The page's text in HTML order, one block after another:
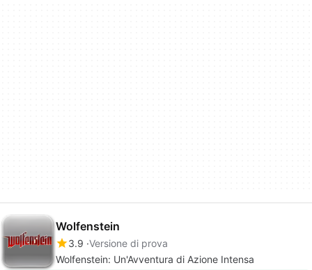
Wolfenstein
3.9 Versione di prova
Wolfenstein: Un'Avventura di Azione Intensa